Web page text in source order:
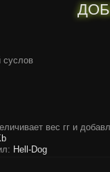
суслов
вес гг и
Hell-Dog